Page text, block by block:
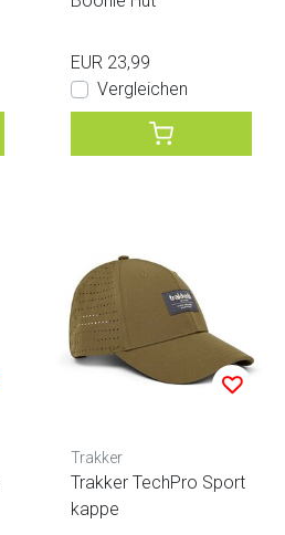
EUR 23,99
Vergleichen
Trakker
Trakker TechPro Sport
kappe